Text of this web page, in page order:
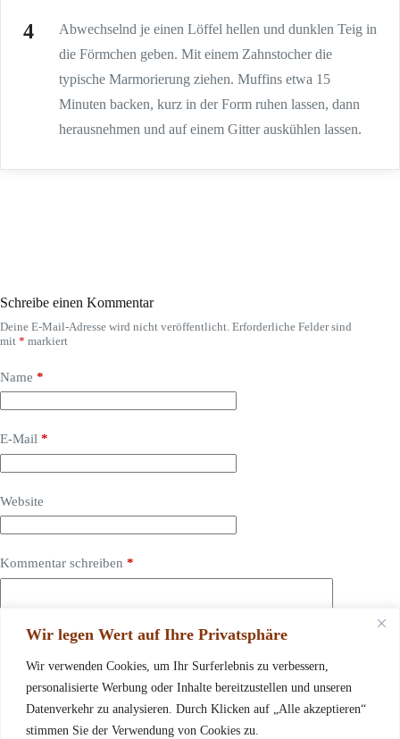
Wir legen Wert auf Ihre Privatsphäre
Wir verwenden Cookies, um Ihr Surferlebnis zu verbessern,
personalisierte Werbung oder Inhalte bereitzustellen und unseren
Datenverkehr zu analysieren. Durch Klicken auf „Alle akzeptieren“
stimmen Sie der Verwendung von Cookies zu.
Abwechselnd je einen Löffel hellen und dunklen Teig in
die Förmchen geben. Mit einem Zahnstocher die
typische Marmorierung ziehen. Muffins etwa 15
Minuten backen, kurz in der Form ruhen lassen, dann
herausnehmen und auf einem Gitter auskühlen lassen.
Schreibe einen Kommentar
Deine E-Mail-Adresse wird nicht veröffentlicht. Erforderliche Felder sind
mit * markiert
Name *
E-Mail *
Website
Kommentar schreiben *